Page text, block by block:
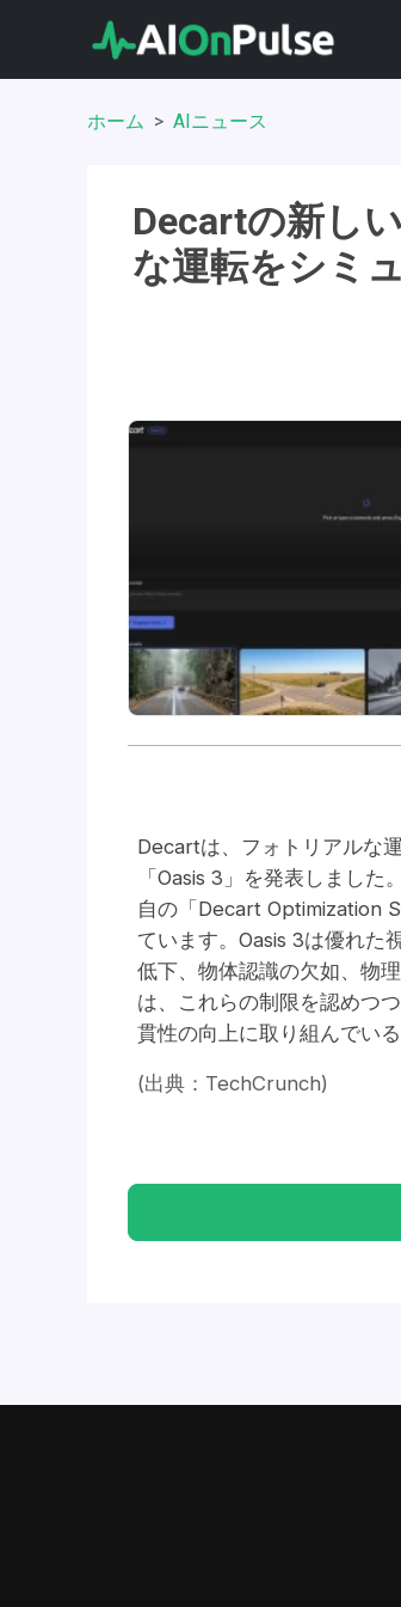
ホーム AIニュース
Decartの新し
な運転をシミ
Decartは、フォトリアルな
「Oasis 3」を発表しまし
自の「Decart Optimization
ています。Oasis 3は優れた
低下、物体認識の欠如、物
は、これらの制限を認めつ
貫性の向上に取り組んでいる
(出典：TechCrunch)